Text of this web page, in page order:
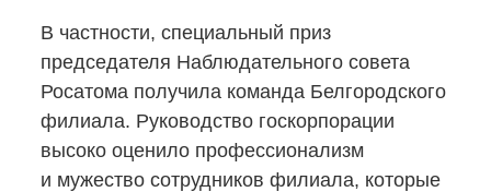
В частности, специальный приз
председателя Наблюдательного совета
Росатома получила команда Белгородского
филиала. Руководство госкорпорации
высоко оценило профессионализм
и мужество сотрудников филиала, которые